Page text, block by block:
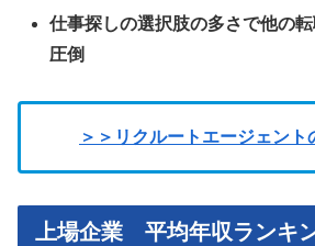
仕事探しの選択肢の多さで他の
圧倒
＞＞リクルートエージェント
上場企業 平均年収ランキ